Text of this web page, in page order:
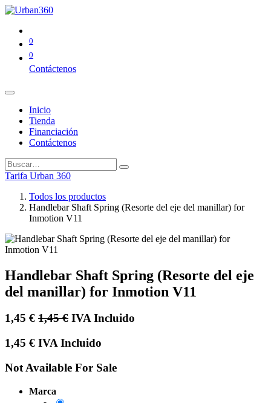
0
0
Contáctenos
Inicio
Tienda
Financiación
Contáctenos
Tarifa Urban 360
Todos los productos
Handlebar Shaft Spring (Resorte del eje del manillar) for
Inmotion V11
Handlebar Shaft Spring (Resorte del eje
del manillar) for Inmotion V11
1,45 € 1,45€ IVA Incluido
1,45 € IVA Incluido
Not Available For Sale
Marca